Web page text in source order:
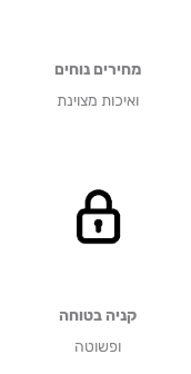
מחירים נוחים
ואיכות מצוינת
קניה בטוחה
ופשוטה